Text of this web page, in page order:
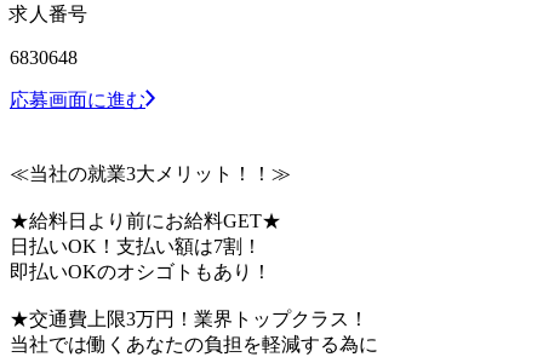
求人番号
6830648
応募画面に進む
≪当社の就業3大メリット！！≫
★給料日より前にお給料GET★
日払いOK！支払い額は7割！
即払いOKのオシゴトもあり！
★交通費上限3万円！業界トップクラス！
当社では働くあなたの負担を軽減する為に